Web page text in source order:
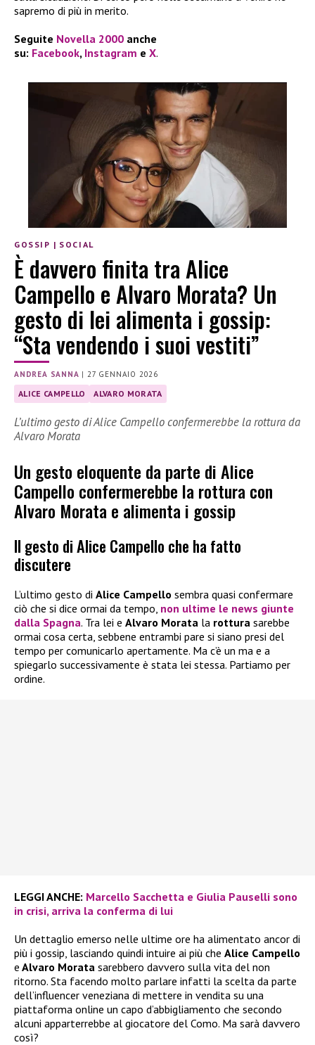
sapremo di più in merito.
Seguite Novella 2000 anche
su: Facebook, Instagram e X.
GOSSIP | SOCIAL
È davvero finita tra Alice
Campello e Alvaro Morata? Un
gesto di lei alimenta i gossip:
“Sta vendendo i suoi vestiti”
ANDREA SANNA |27 GENNAIO 2026
ALICE CAMPELLO ALVARO MORATA
L’ultimo gesto di Alice Campello confermerebbe la rottura da
Alvaro Morata
Un gesto eloquente da parte di Alice
Campello confermerebbe la rottura con
Alvaro Morata e alimenta i gossip
Il gesto di Alice Campello che ha fatto
discutere
L’ultimo gesto di Alice Campello sembra quasi confermare
ciò che si dice ormai da tempo, non ultime le news giunte
dalla Spagna. Tra lei e Alvaro Morata la rottura sarebbe
ormai cosa certa, sebbene entrambi pare si siano presi del
tempo per comunicarlo apertamente. Ma c’è un ma e a
spiegarlo successivamente è stata lei stessa. Partiamo per
ordine.
LEGGI ANCHE: Marcello Sacchetta e Giulia Pauselli sono
in crisi, arriva la conferma di lui
Un dettaglio emerso nelle ultime ore ha alimentato ancor di
più i gossip, lasciando quindi intuire ai più che Alice Campello
e Alvaro Morata sarebbero davvero sulla vita del non
ritorno. Sta facendo molto parlare infatti la scelta da parte
dell’influencer veneziana di mettere in vendita su una
piattaforma online un capo d’abbigliamento che secondo
alcuni apparterrebbe al giocatore del Como. Ma sarà davvero
così?